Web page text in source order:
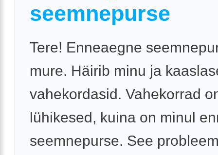
seemnepurse
Tere! Enneaegne
mure. Häirib minu ja
vahekordasid. Vahekorrad
lühikesed, kuina on minul
seemnepurse. See